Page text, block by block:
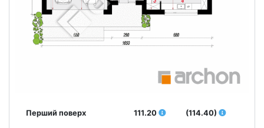
Перший поверх 111.20 (114.40)